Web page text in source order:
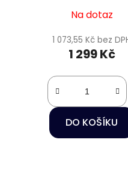
Na dotaz
1 073,55 Kč bez
1 299 Kč
DO KOŠÍKU